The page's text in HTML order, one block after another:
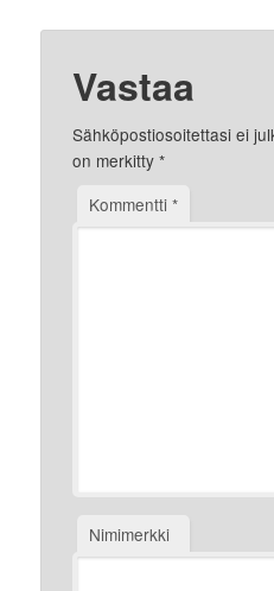
Vastaa
Sähköpostiosoitettasi ei
on merkitty*
Kommentti*
Nimimerkki